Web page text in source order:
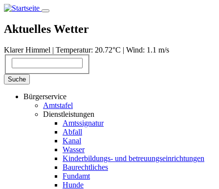
Direkt
Inhalt
Aktuelles Wetter
Klarer Himmel | Temperatur: 20.72°С | Wind: 1.1 m/s
Suche
Bürgerservice
Amtstafel
Dienstleistungen
Amtssignatur
Abfall
Kanal
Wasser
Kinderbildungs- und betreuungseinrichtungen
Baurechtliches
Fundamt
Hunde